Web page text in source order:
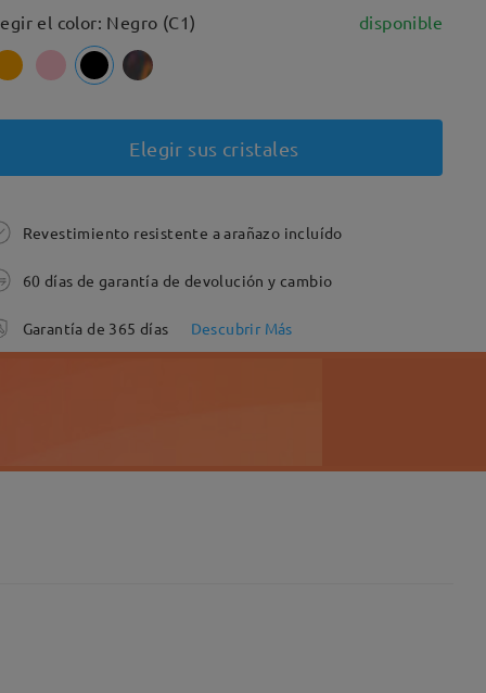
el color: Negro (C1) disponible
Elegir sus cristales
Revestimiento resistente a arañazo incluído
60 días de garantía de devolución y cambio
Garantía de 365 días Descubrir Más